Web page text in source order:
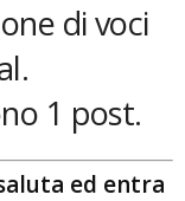
di voci
1 post.
ed entra